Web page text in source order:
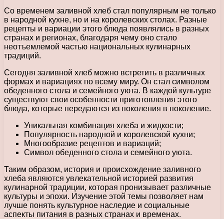
Со временем заливной хлеб стал популярным не только
в народной кухне, но и на королевских столах. Разные
рецепты и вариации этого блюда появлялись в разных
странах и регионах, благодаря чему оно стало
неотъемлемой частью национальных кулинарных
традиций.
Сегодня заливной хлеб можно встретить в различных
формах и вариациях по всему миру. Он стал символом
обеденного стола и семейного уюта. В каждой культуре
существуют свои особенности приготовления этого
блюда, которые передаются из поколения в поколение.
Уникальная комбинация хлеба и жидкости;
Популярность народной и королевской кухни;
Многообразие рецептов и вариаций;
Символ обеденного стола и семейного уюта.
Таким образом, история и происхождение заливного
хлеба являются увлекательной историей развития
кулинарной традиции, которая пронизывает различные
культуры и эпохи. Изучение этой темы позволяет нам
лучше понять культурное наследие и социальные
аспекты питания в разных странах и временах.